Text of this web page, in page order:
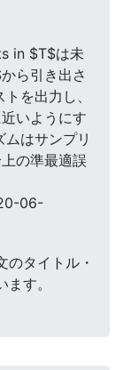
in $T$は未
ら引き出さ
を出力し、
いようにす
はサンプリ
の準最適誤
06-
のタイトル・
す。